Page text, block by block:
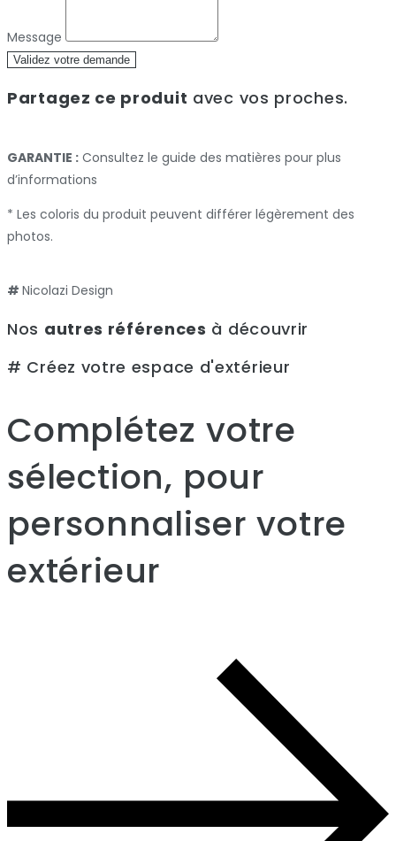
Message
Validez votre demande
Partagez ce produit avec vos proches.
GARANTIE : Consultez le guide des matières pour plus
d’informations
* Les coloris du produit peuvent différer légèrement des
photos.
# Nicolazi Design
Nos autres références à découvrir
# Créez votre espace d'extérieur
Complétez votre
sélection, pour
personnaliser votre
extérieur